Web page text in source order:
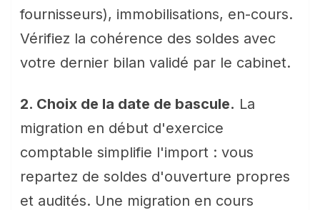
fournisseurs), immobilisations, en-cours.
Vérifiez la cohérence des soldes avec
votre dernier bilan validé par le cabinet.
2. Choix de la date de bascule. La
migration en début d'exercice
comptable simplifie l'import : vous
repartez de soldes d'ouverture propres
et audités. Une migration en cours